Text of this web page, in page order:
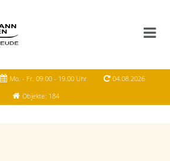
Mo. - Fr. 09.00 - 19.00 Uhr
04.08.2026
Objekte: 184